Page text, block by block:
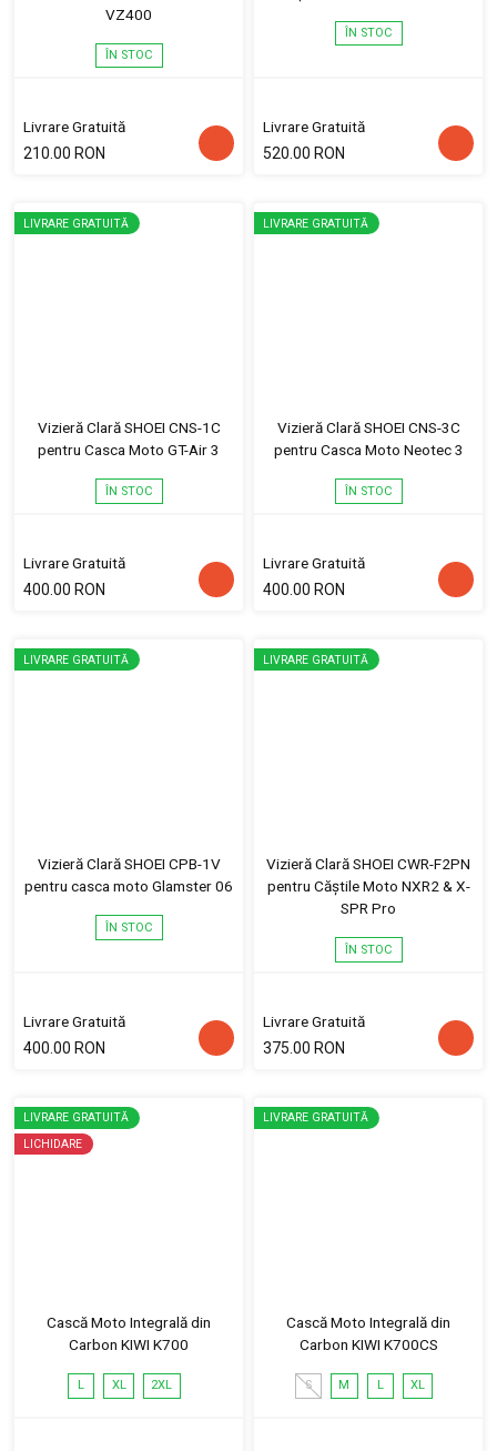
VZ400
ÎN STOC
Livrare Gratuită
210.00 RON
ÎN STOC
Livrare Gratuită
520.00 RON
LIVRARE GRATUITĂ
Vizieră Clară SHOEI CNS-1C
pentru Casca Moto GT-Air 3
ÎN STOC
Livrare Gratuită
400.00 RON
LIVRARE GRATUITĂ
Vizieră Clară SHOEI CNS-3C
pentru Casca Moto Neotec 3
ÎN STOC
Livrare Gratuită
400.00 RON
LIVRARE GRATUITĂ
Vizieră Clară SHOEI CPB-1V
pentru casca moto Glamster 06
ÎN STOC
Livrare Gratuită
400.00 RON
LIVRARE GRATUITĂ
Vizieră Clară SHOEI CWR-F2PN
pentru Căștile Moto NXR2 & X-
SPR Pro
ÎN STOC
Livrare Gratuită
375.00 RON
LIVRARE GRATUITĂ
LICHIDARE
Cască Moto Integrală din
Carbon KIWI K700
L XL 2XL
LIVRARE GRATUITĂ
Cască Moto Integrală din
Carbon KIWI K700CS
S M L XL